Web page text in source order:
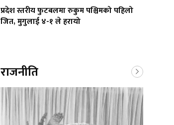
प्रदेश स्तरीय फुटबलमा रुकुम पश्चिमको पहिलो
जित, मुगुलाई ४-१ ले हरायो
राजनीति